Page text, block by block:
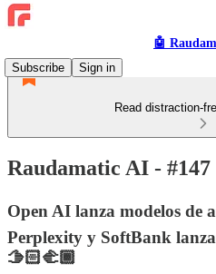
🤖
Subscribe
Sign in
Read distraction-
Raudamatic AI - #147
Open AI lanza modelos de
Perplexity y SoftBank
🫱🏻‍🫲🏾